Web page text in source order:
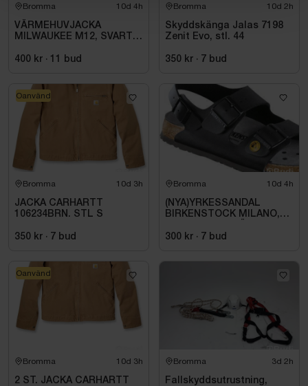
Bromma 10d 4h
VÄRMEHUVJACKA
MILWAUKEE M12, SVART
400 kr · 11 bud
Bromma 10d 2h
Skyddskänga Jalas 7198
Zenit Evo, stl. 44
350 kr · 7 bud
Bromma 10d 3h
JACKA CARHARTT
106234BRN. STL S
350 kr · 7 bud
Oanvänd
Bromma 10d 4h
(NYA)YRKESSANDAL
BIRKENSTOCK MILANO,
SVART. STL 42
300 kr · 7 bud
Bromma 10d 3h
2 ST. JACKA CARHARTT
Oanvänd
Bromma 3d 2h
Fallskyddsutrustning,